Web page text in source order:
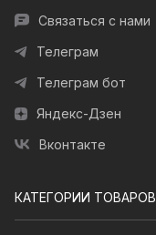
Связаться с нами
Телеграм
Телеграм бот
Яндекс-Дзен
Вконтакте
КАТЕГОРИИ ТОВАРОВ